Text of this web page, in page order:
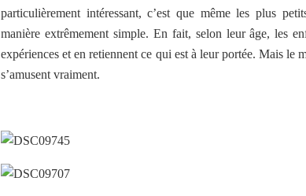
particulièrement intéressant, c’est que même les plus
manière extrêmement simple. En fait, selon leur âge, les
expériences et en retiennent ce qui est à leur portée. Mais le
s’amusent vraiment.